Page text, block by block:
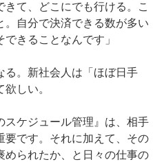
て、どこにでも行ける。こ
。自分で決済できる数が多い
きることなんです」
る。新社会人は「ほぼ日手
しい。
スケジュール管理』は、相手
要です。それに加えて、その
められたか、と日々の仕事の